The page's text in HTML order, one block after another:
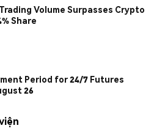
Volume Surpasses Crypto
Share
Period for 24/7 Futures
26